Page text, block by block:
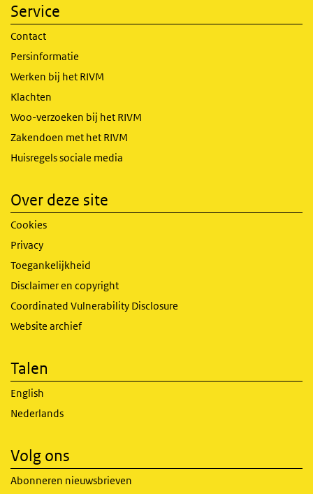
Service
Contact
Persinformatie
Werken bij het RIVM
Klachten
Woo-verzoeken bij het RIVM
Zakendoen met het RIVM
Huisregels sociale media
Over deze site
Cookies
Privacy
Toegankelijkheid
Disclaimer en copyright
Coordinated Vulnerability Disclosure
Website archief
Talen
English
Nederlands
Volg ons
Abonneren nieuwsbrieven